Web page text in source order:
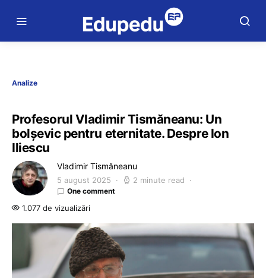
Analize
Profesorul Vladimir Tismăneanu: Un
bolșevic pentru eternitate. Despre Ion
Iliescu
Vladimir Tismăneanu
5 august 2025 2 minute read
One comment
1.077 de vizualizări